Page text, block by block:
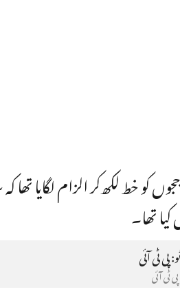
کورٹ کی سابق خاتون ملازم نے سپریم کورٹ کے 22 ججوں کو خط
ٹی آئی